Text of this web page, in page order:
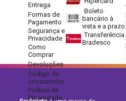
Entrega
Formas de
Pagamento
Segurança e
Privacidade
Como
Comprar
Devoluções
Código do
consumidor
Política de
Privacidade
Boleto
bancário à
vista e a prazo
Transferência
Bradesco